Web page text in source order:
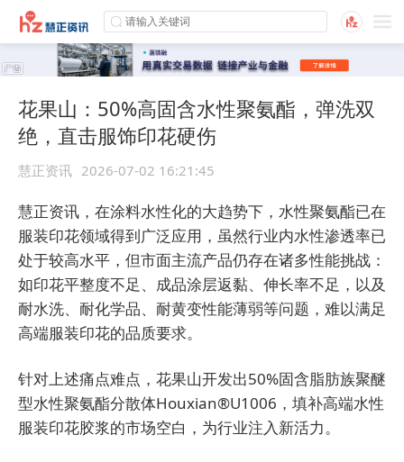
花果山：50%高固含水性聚氨酯，弹洗双
绝，直击服饰印花硬伤
慧正资讯 2026-07-02 16:21:45
慧正资讯， 在涂料水性化的大趋势下，水性聚氨酯已在
服装印花领域得到广泛应用，虽然行业内水性渗透率已
处于较高水平，但市面主流产品仍存在诸多性能挑战：
如印花平整度不足、成品涂层返黏、伸长率不足，以及
耐水洗、耐化学品、 耐黄变性能薄弱等问题，难以满足
高端服装印花的品质要求。
针对上述痛点难点，花果山开发出50%固含脂肪族聚醚
型水性聚氨酯分散体Houxian®U1006，填补高端水性
服装印花胶浆的市场空白，为行业注入新活力。